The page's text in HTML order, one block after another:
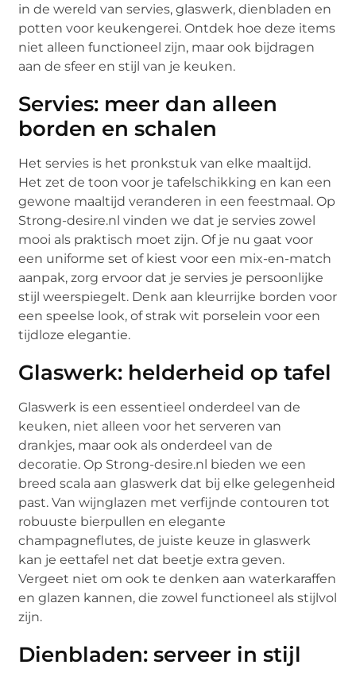
in de wereld van servies, glaswerk, dienbladen en
potten voor keukengerei. Ontdek hoe deze items
niet alleen functioneel zijn, maar ook bijdragen
aan de sfeer en stijl van je keuken.
Servies: meer dan alleen
borden en schalen
Het servies is het pronkstuk van elke maaltijd.
Het zet de toon voor je tafelschikking en kan een
gewone maaltijd veranderen in een feestmaal. Op
Strong-desire.nl vinden we dat je servies zowel
mooi als praktisch moet zijn. Of je nu gaat voor
een uniforme set of kiest voor een mix-en-match
aanpak, zorg ervoor dat je servies je persoonlijke
stijl weerspiegelt. Denk aan kleurrijke borden voor
een speelse look, of strak wit porselein voor een
tijdloze elegantie.
Glaswerk: helderheid op tafel
Glaswerk is een essentieel onderdeel van de
keuken, niet alleen voor het serveren van
drankjes, maar ook als onderdeel van de
decoratie. Op Strong-desire.nl bieden we een
breed scala aan glaswerk dat bij elke gelegenheid
past. Van wijnglazen met verfijnde contouren tot
robuuste bierpullen en elegante
champagneflutes, de juiste keuze in glaswerk
kan je eettafel net dat beetje extra geven.
Vergeet niet om ook te denken aan waterkaraffen
en glazen kannen, die zowel functioneel als stijlvol
zijn.
Dienbladen: serveer in stijl